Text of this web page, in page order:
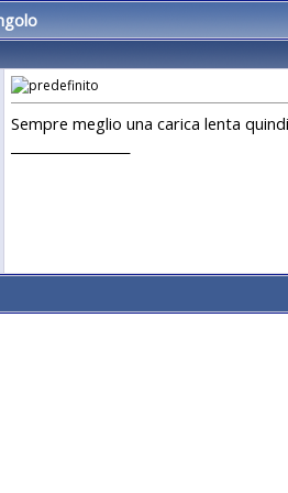
Sempre meglio una carica lenta